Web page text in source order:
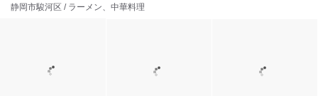
静岡市駿河区 / ラーメン、中華料理